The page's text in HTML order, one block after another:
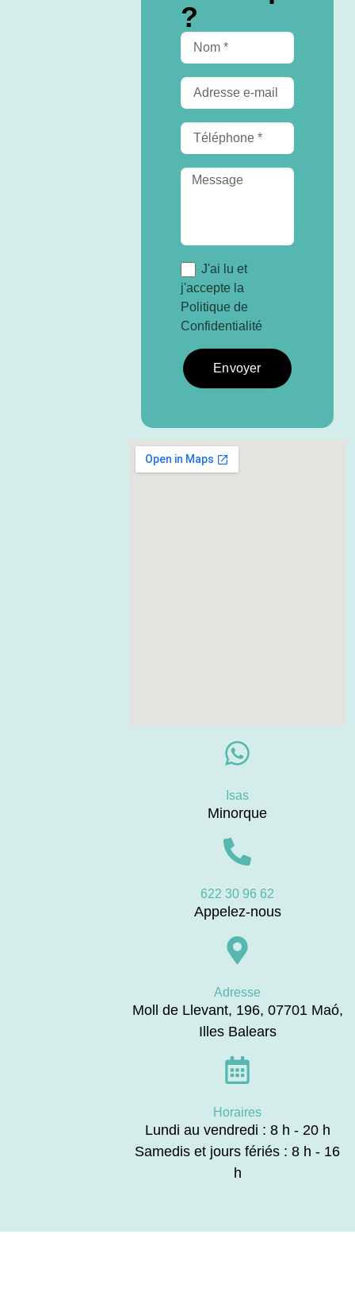
Isas
Minorque
622 30 96 62
Appelez-nous
Adresse
Moll de Llevant, 196, 07701 Maó,
Illes Balears
Horaires
Lundi au vendredi : 8 h - 20 h
Samedis et jours fériés : 8 h - 16
h
?
J'ai lu et
j'accepte la
Politique de
Confidentialité
Envoyer